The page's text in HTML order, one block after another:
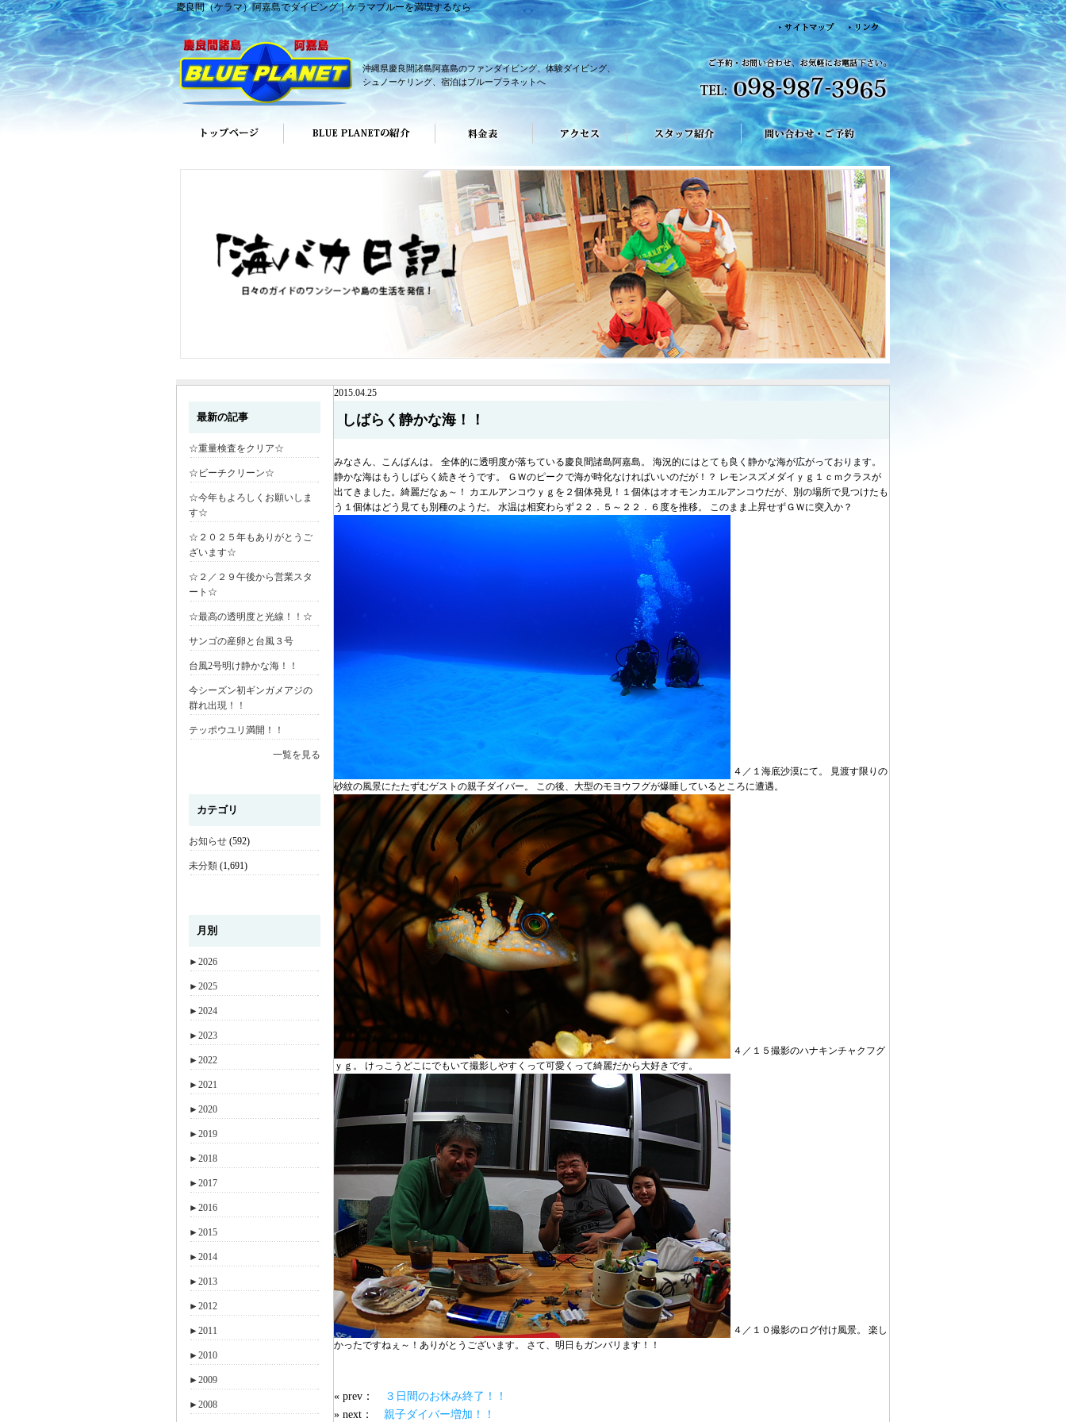
慶良間（ケラマ）阿嘉島でダイビング｜ケラマブルーを満喫するなら
沖縄県慶良間諸島阿嘉島のファンダイビング、体験ダイビング、
シュノーケリング、宿泊はブループラネットへ
最新の記事
☆重量検査をクリア☆
☆ビーチクリーン☆
☆今年もよろしくお願いしま
す☆
☆２０２５年もありがとうご
ざいます☆
☆２／２９午後から営業スタ
ート☆
☆最高の透明度と光線！！☆
サンゴの産卵と台風３号
台風2号明け静かな海！！
今シーズン初ギンガメアジの
群れ出現！！
テッポウユリ満開！！
一覧を見る
カテゴリ
お知らせ (592)
未分類 (1,691)
月別
►2026
►2025
►2024
►2023
►2022
►2021
►2020
►2019
►2018
►2017
►2016
►2015
►2014
►2013
►2012
►2011
►2010
►2009
►2008
2015.04.25
しばらく静かな海！！
みなさん、こんばんは。 全体的に透明度が落ちている慶良間諸島阿嘉島。 海況的にはとても良く静かな海が広がっております。
静かな海はもうしばらく続きそうです。 ＧＷのピークで海が時化なければいいのだが！？ レモンスズメダイｙｇ１ｃｍクラスが
出てきました。綺麗だなぁ～！ カエルアンコウｙｇを２個体発見！１個体はオオモンカエルアンコウだが、別の場所で見つけたも
う１個体はどう見ても別種のようだ。 水温は相変わらず２２．５～２２．６度を推移。 このまま上昇せずＧＷに突入か？
４／１海底沙漠にて。 見渡す限りの
砂紋の風景にたたずむゲストの親子ダイバー。 この後、大型のモヨウフグが爆睡しているところに遭遇。
４／１５撮影のハナキンチャクフグ
ｙｇ。 けっこうどこにでもいて撮影しやすくって可愛くって綺麗だから大好きです。
４／１０撮影のログ付け風景。 楽し
かったですねぇ～！ありがとうございます。 さて、明日もガンバリます！！
« prev：
３日間のお休み終了！！
» next： 親子ダイバー増加！！